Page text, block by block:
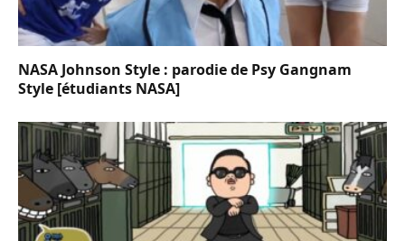
NASA Johnson Style : parodie de Psy Gangnam
Style [étudiants NASA]